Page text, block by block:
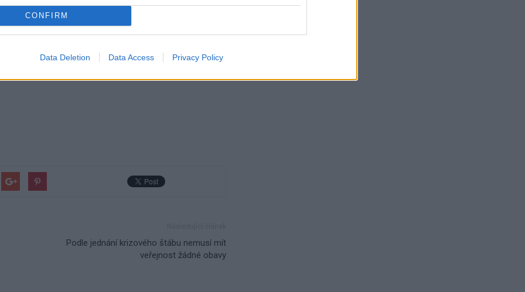
CONFIRM
Data Deletion Data Access Privacy Policy
Podle jednání krizového štábu nemusí mít
veřejnost žádné obavy